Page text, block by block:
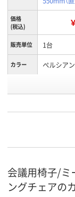
価格
(税込)
販売単位 1台
カラー ぺルシア
会議用椅子/ミ
ングチェアの